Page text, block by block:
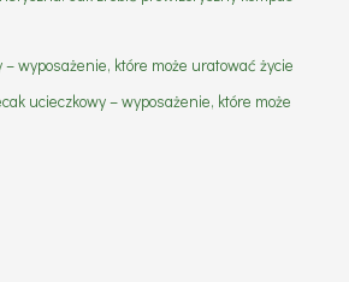
– wyposażenie, które może uratować życie
ucieczkowy – wyposażenie, które może